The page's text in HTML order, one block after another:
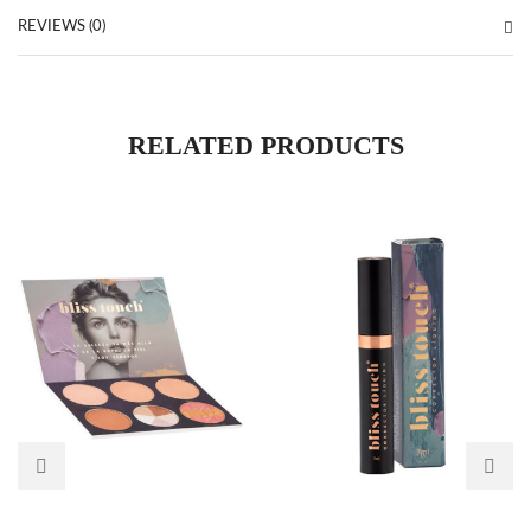
REVIEWS (0)
RELATED PRODUCTS